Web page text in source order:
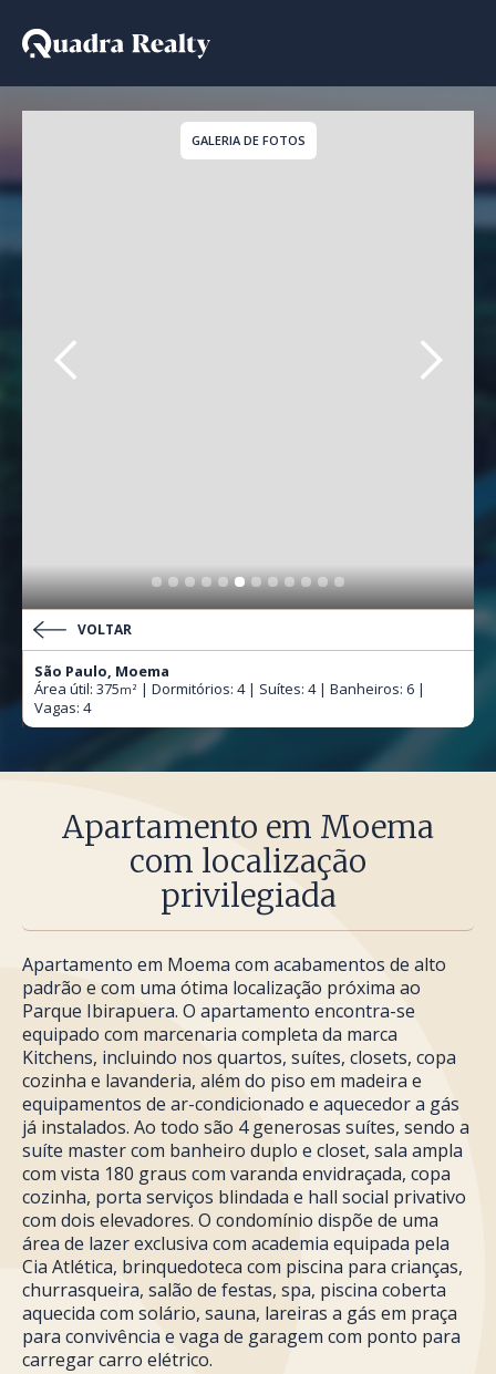
Apartamento a venda
GALERIA DE FOTOS
VOLTAR
São Paulo, Moema
Área útil: 375m² | Dormitórios: 4 | Suítes: 4 | Banheiros: 6 |
Vagas: 4
Apartamento em Moema
com localização
privilegiada
Apartamento em Moema com acabamentos de alto
padrão e com uma ótima localização próxima ao
Parque Ibirapuera. O apartamento encontra-se
equipado com marcenaria completa da marca
Kitchens, incluindo nos quartos, suítes, closets, copa
cozinha e lavanderia, além do piso em madeira e
equipamentos de ar-condicionado e aquecedor a gás
já instalados. Ao todo são 4 generosas suítes, sendo a
suíte master com banheiro duplo e closet, sala ampla
com vista 180 graus com varanda envidraçada, copa
cozinha, porta serviços blindada e hall social privativo
com dois elevadores. O condomínio dispõe de uma
área de lazer exclusiva com academia equipada pela
Cia Atlética, brinquedoteca com piscina para crianças,
churrasqueira, salão de festas, spa, piscina coberta
aquecida com solário, sauna, lareiras a gás em praça
para convivência e vaga de garagem com ponto para
carregar carro elétrico.